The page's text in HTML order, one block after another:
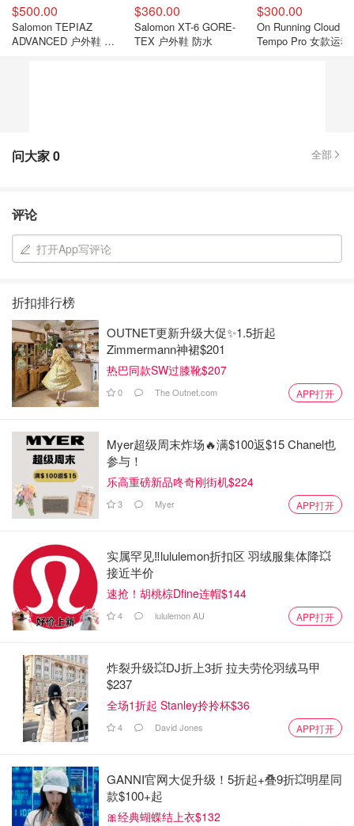
$500.00
Salomon TEPIAZ
ADVANCED 户外鞋 新
$360.00
Salomon XT-6 GORE-
TEX 户外鞋 防水
$300.00
On Running Cloud X
Tempo Pro 女款运动
问大家0 全部
评论
打开App写评论
折扣排行榜
OUTNET更新升级大促✨1.5折起
Zimmermann神裙$201
热巴同款SW过膝靴$207
0 The Outnet.com APP打开
Myer超级周末炸场🔥满$100返$15 Chanel也
参与！
乐高重磅新品咚奇刚街机$224
3 Myer APP打开
实属罕见‼️lululemon折扣区 羽绒服集体降💥
接近半价
速抢！胡桃棕Dfine连帽$144
4 lululemon AU APP打开
炸裂升级💥DJ折上3折 拉夫劳伦羽绒马甲
$237
全场1折起 Stanley拎拎杯$36
4 David Jones APP打开
GANNI官网大促升级！5折起+叠9折💥明星同
款$100+起
🎀经典蝴蝶结上衣$132